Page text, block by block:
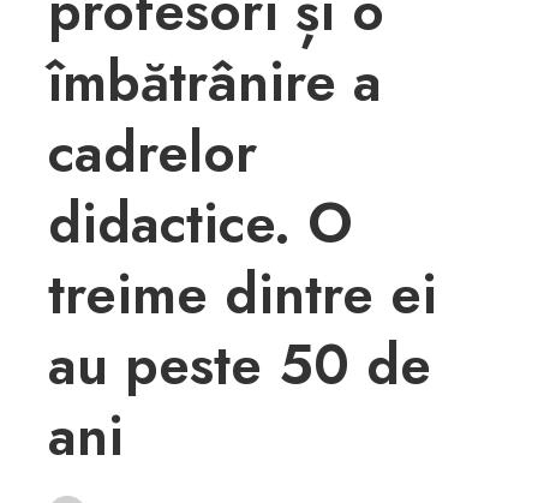
îmbătrânire a
cadrelor
didactice. O
treime dintre ei
au peste 50 de
ani